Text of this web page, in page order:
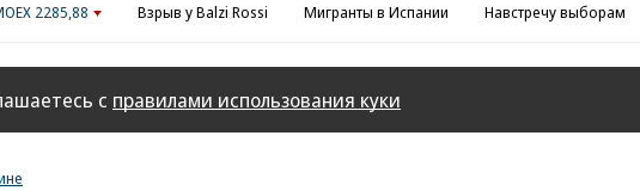
2285,88 Взрыв у Balzi Rossi Мигранты в Испании Навстречу выборам
с правилами использования куки